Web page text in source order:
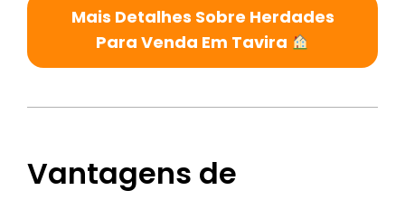
Mais Detalhes Sobre Herdades
Para Venda Em Tavira
Vantagens de